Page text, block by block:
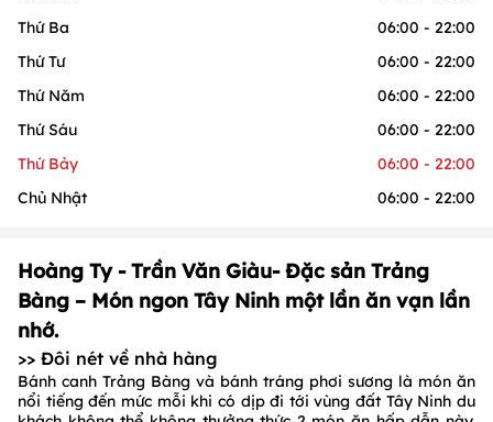
Thứ Ba
06:00 - 22:00
Thứ Tư
06:00 - 22:00
Thứ Năm
06:00 - 22:00
Thứ Sáu
06:00 - 22:00
Thứ Bảy
06:00 - 22:00
Chủ Nhật
06:00 - 22:00
Hoàng Ty - Trần Văn Giàu- Đặc sản Trảng
Bàng – Món ngon Tây Ninh một lần ăn vạn lần
nhớ.
>> Đôi nét về nhà hàng
Bánh canh Trảng Bàng và bánh tráng phơi sương là món ăn
nổi tiếng đến mức mỗi khi có dịp đi tới vùng đất Tây Ninh du